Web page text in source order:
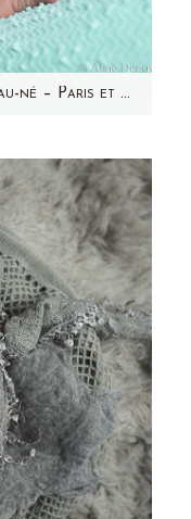
Formation photographie Nouveau-né – Paris et région Parisienne – Aline Deguy – Avril 2015
! Elle a